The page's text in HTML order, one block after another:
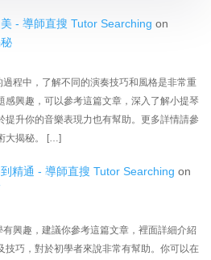
- 導師直搜 Tutor Searching on
程中，了解不同的演奏技巧和風格是非常重
感興趣，可以參考這篇文章，深入了解小提琴
提升你的音樂表現力也有幫助。更多詳情請參
大揭秘。 […]
精通 - 導師直搜 Tutor Searching on
興趣，建議你參考這篇文章，裡面詳細介紹
技巧，對於初學者來說非常有幫助。你可以在